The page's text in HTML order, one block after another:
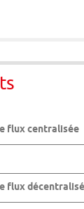
flux centralisée
flux